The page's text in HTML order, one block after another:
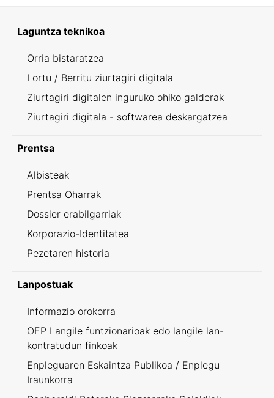
Laguntza teknikoa
Orria bistaratzea
Lortu / Berritu ziurtagiri digitala
Ziurtagiri digitalen inguruko ohiko galderak
Ziurtagiri digitala - softwarea deskargatzea
Prentsa
Albisteak
Prentsa Oharrak
Dossier erabilgarriak
Korporazio-Identitatea
Pezetaren historia
Lanpostuak
Informazio orokorra
OEP Langile funtzionarioak edo langile lan-
kontratudun finkoak
Enpleguaren Eskaintza Publikoa / Enplegu
Iraunkorra